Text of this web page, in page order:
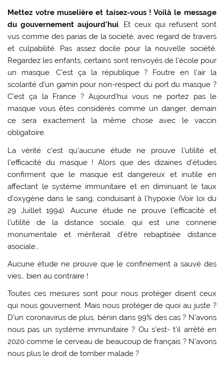
Mettez votre muselière et taisez-vous ! Voilà le message
du gouvernement aujourd’hui. Et ceux qui refusent sont
vus comme des parias de la société, avec regard de travers
et culpabilité. Pas assez docile pour la nouvelle société.
Regardez les enfants, certains sont renvoyés de l’école pour
un masque. C’est ça la république ? Foutre en l’air la
scolarité d’un gamin pour non-respect du port du masque ?
C’est ça la France ? Aujourd’hui vous ne portez pas le
masque vous êtes considérés comme un danger, demain
ce sera exactement la même chose avec le vaccin
obligatoire.
La vérité c’est qu’aucune étude ne prouve l’utilité et
l’efficacité du masque ! Alors que des dizaines d’études
confirment que le masque est dangereux et inutile en
affectant le système immunitaire et en diminuant le taux
d’oxygène dans le sang, conduisant à l’hypoxie (Voir loi du
29 Juillet 1994). Aucune étude ne prouve l’efficacité et
l’utilité de la distance sociale, qui est une connerie
monumentale et mériterait d’être rebaptisée distance
asociale…
Aucune étude ne prouve que le confinement a sauvé des
vies… bien au contraire !
Toutes ces mesures sont pour nous protéger disent ceux
qui nous gouvernent. Mais nous protéger de quoi au juste ?
D’un coronavirus de plus, bénin dans 99% des cas ? N’avons
nous pas un système immunitaire ? Ou s’est- t’il arrêté en
2020 comme le cerveau de beaucoup de français ? N’avons
nous plus le droit de tomber malade ?